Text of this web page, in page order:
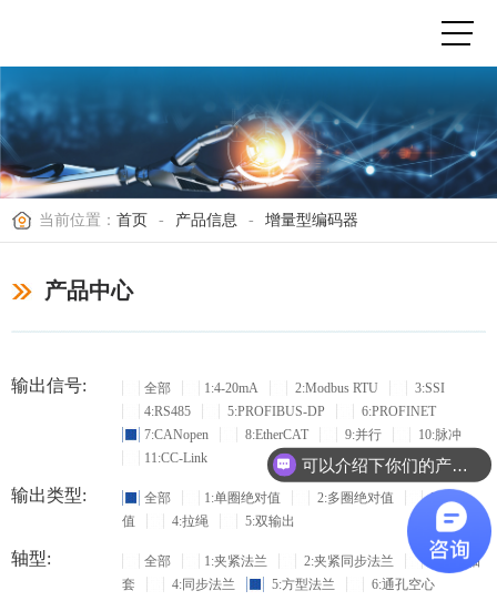
当前位置： 首页 - 产品信息 - 增量型编码器
产品中心
输出信号: 全部 1:4-20mA 2:Modbus RTU
3:SSI
4:RS485
5:PROFIBUS-DP
6:PROFINET
7:CANopen
8:EtherCAT 9:并行
10:脉冲
11:CC-Link
输出类型: 全部 1:单圈绝对值 2:多圈绝对值
3:增量
值
4:拉绳 5:双输出
轴型: 全部 1:夹紧法兰 2:夹紧同步法兰
3:盲孔轴
套
4:同步法兰 5:方型法兰 6:通孔空心
可以介绍下你们的产品么？